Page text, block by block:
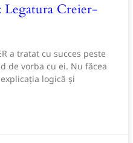
Creier-
a tratat cu succes peste
de vorba cu ei. Nu făcea
logică și